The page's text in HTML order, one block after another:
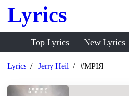
Lyrics
Top Lyrics New Lyrics
Lyrics Jerry Heil #МРІЯ